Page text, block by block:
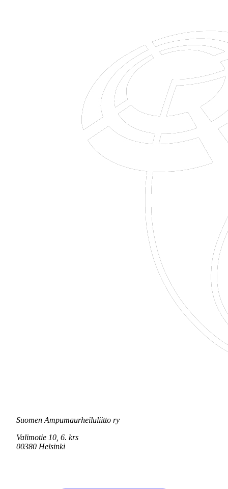
Suomen Ampumaurheiluliitto ry
Valimotie 10, 6. krs
00380 Helsinki